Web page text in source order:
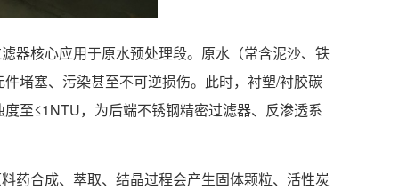
器核心应用于原水预处理段。原水（常含泥沙、铁
堵塞、污染甚至不可逆损伤。此时，衬塑/衬胶碳
至≤1NTU，为后端不锈钢精密过滤器、反渗透系
药合成、萃取、结晶过程会产生固体颗粒、活性炭